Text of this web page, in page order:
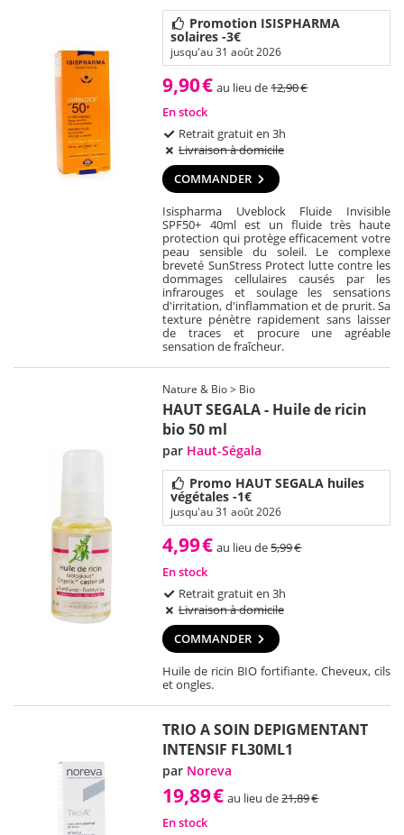
Promotion ISISPHARMA
solaires -3€
jusqu'au 31 août 2026
9,90€ au lieu de12,90€
En stock
Retrait gratuit en 3h
Livraison à domicile
COMMANDER
Isispharma Uveblock Fluide Invisible
SPF50+ 40ml est un fluide très haute
protection qui protège efficacement votre
peau sensible du soleil. Le complexe
breveté SunStress Protect lutte contre les
dommages cellulaires causés par les
infrarouges et soulage les sensations
d'irritation, d'inflammation et de prurit. Sa
texture pénètre rapidement sans laisser
de traces et procure une agréable
sensation de fraîcheur.
Nature & Bio > Bio
HAUT SEGALA - Huile de ricin
bio 50 ml
par Haut-Ségala
Promo HAUT SEGALA huiles
végétales -1€
jusqu'au 31 août 2026
4,99€ au lieu de5,99€
En stock
Retrait gratuit en 3h
Livraison à domicile
COMMANDER
Huile de ricin BIO fortifiante. Cheveux, cils
et ongles.
TRIO A SOIN DEPIGMENTANT
INTENSIF FL30ML1
par Noreva
19,89€ au lieu de21,89€
En stock